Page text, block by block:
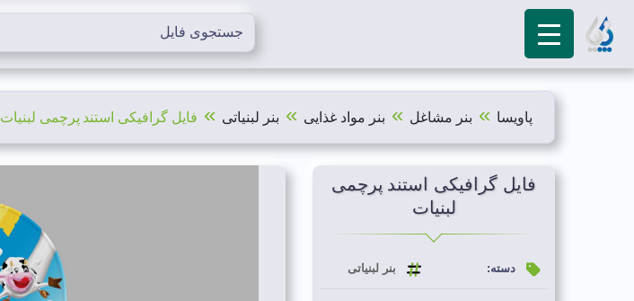
پاویسا » بنر مشاغل » بنر مواد غذایی » بنر لبنیاتی » فایل گرافیکی استند پرچمی لبنیات
فایل گرافیکی استند پرچمی
لبنیات
دسته: بنر لبنیاتی